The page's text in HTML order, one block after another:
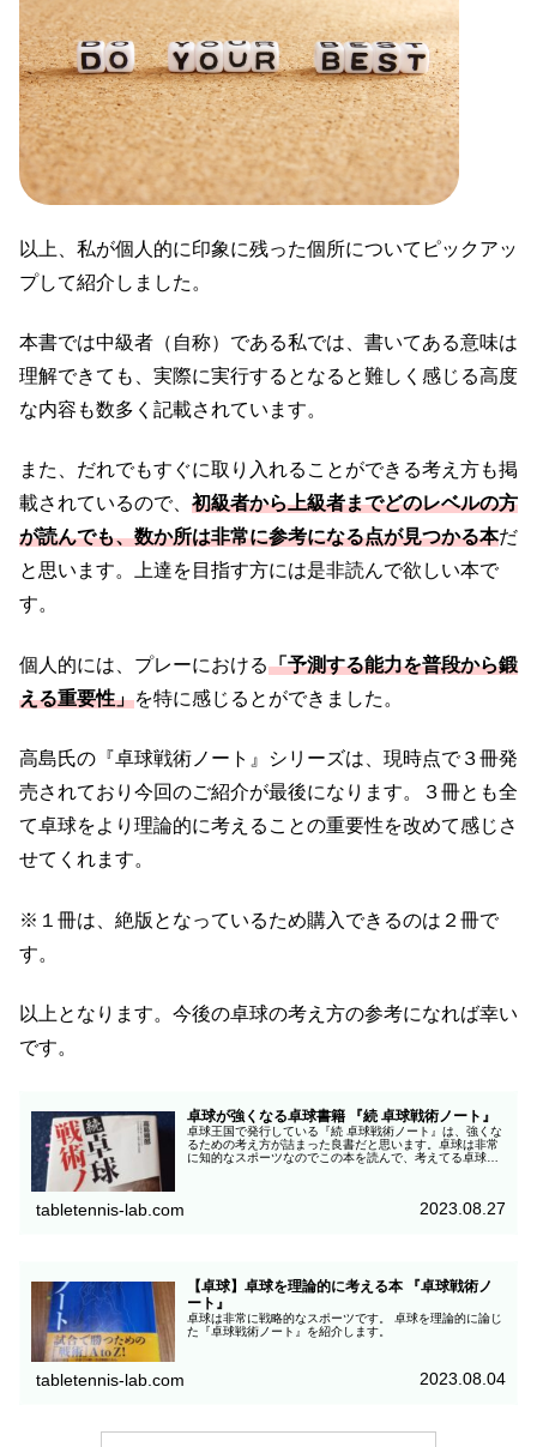
以上、私が個人的に印象に残った個所についてピックアッ
プして紹介しました。
本書では中級者（自称）である私では、書いてある意味は
理解できても、実際に実行するとなると難しく感じる高度
な内容も数多く記載されています。
また、だれでもすぐに取り入れることができる考え方も掲
載されているので、 初級者から上級者までどのレベルの方
が読んでも、数か所は非常に参考になる点が見つかる本だ
と思います。上達を目指す方には是非読んで欲しい本で
す。
個人的には、プレーにおける「予測する能力を普段から鍛
える重要性」を特に感じるとができました。
高島氏の『卓球戦術ノート』シリーズは、現時点で３冊発
売されており今回のご紹介が最後になります。３冊とも全
て卓球をより理論的に考えることの重要性を改めて感じさ
せてくれます。
※１冊は、絶版となっているため購入できるのは２冊で
す。
以上となります。今後の卓球の考え方の参考になれば幸い
です。
卓球が強くなる卓球書籍 『続 卓球戦術ノート』
卓球王国で発行している『続 卓球戦術ノート』は、強くな
るための考え方が詰まった良書だと思います。卓球は非常
に知的なスポーツなのでこの本を読んで、考えてる卓球す
tabletennis-lab.com 2023.08.27
【卓球】卓球を理論的に考える本 『卓球戦術ノ
ート』
卓球は非常に戦略的なスポーツです。 卓球を理論的に論じ
た『卓球戦術ノート』を紹介します。
tabletennis-lab.com 2023.08.04